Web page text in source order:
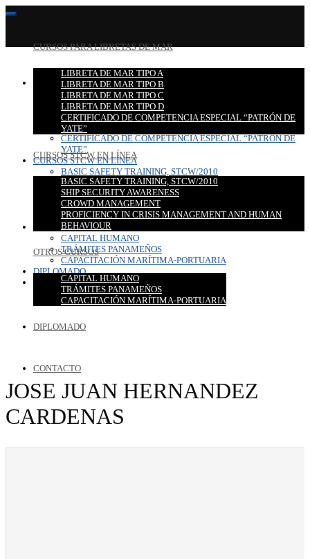
CURSOS PARA LIBRETAS DE MAR
LIBRETA DE MAR TIPO A
LIBRETA DE MAR TIPO B
LIBRETA DE MAR TIPO C
LIBRETA DE MAR TIPO D
CERTIFICADO DE COMPETENCIA ESPECIAL “PATRÓN DE
YATE”
CURSOS STCW EN LÍNEA
BASIC SAFETY TRAINING, STCW/2010
SHIP SECURITY AWARENESS
CROWD MANAGEMENT
PROFICIENCY IN CRISIS MANAGEMENT AND HUMAN
BEHAVIOUR
OTROS CURSOS
CAPITAL HUMANO
TRÁMITES PANAMEÑOS
CAPACITACIÓN MARÍTIMA-PORTUARIA
DIPLOMADO
CONTACTO
CURSOS PARA LIBRETAS DE MAR
LIBRETA DE MAR TIPO A
LIBRETA DE MAR TIPO B
LIBRETA DE MAR TIPO C
LIBRETA DE MAR TIPO D
CERTIFICADO DE COMPETENCIA ESPECIAL “PATRÓN DE
YATE”
CURSOS STCW EN LÍNEA
BASIC SAFETY TRAINING, STCW/2010
SHIP SECURITY AWARENESS
CROWD MANAGEMENT
PROFICIENCY IN CRISIS MANAGEMENT AND HUMAN
BEHAVIOUR
OTROS CURSOS
CAPITAL HUMANO
TRÁMITES PANAMEÑOS
CAPACITACIÓN MARÍTIMA-PORTUARIA
DIPLOMADO
CONTACTO
JOSE JUAN HERNANDEZ
CARDENAS